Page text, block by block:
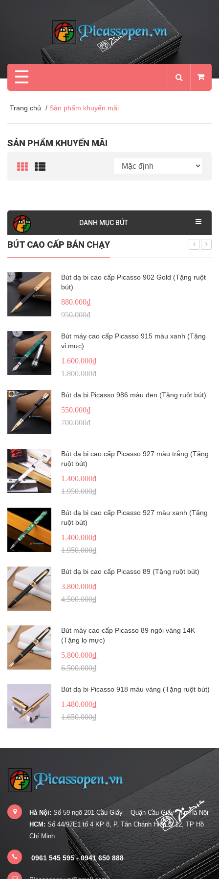
☰
Trang chủ / Sản phẩm khuyến mãi
SẢN PHẨM KHUYẾN MÃI
DANH MỤC BÚT
BÚT CAO CẤP BÁN CHẠY
Bút dạ bi cao cấp Picasso 902 Gold (Tặng ruột
bút)
880.000₫
950.000₫
Bút máy cao cấp Picasso 915 màu xanh (Tặng
vỉ mực)
1.600.000₫
1.800.000₫
Bút dạ bi Picasso 986 màu đen (Tặng ruột bút)
550.000₫
700.000₫
Bút dạ bi cao cấp Picasso 927 màu trắng (Tặng
ruột bút)
1.400.000₫
1.950.000₫
Bút dạ bi cao cấp Picasso 927 màu xanh (Tặng
ruột bút)
1.400.000₫
1.950.000₫
Bút dạ bi cao cấp Picasso 89 (Tặng ruột bút)
3.800.000₫
4.500.000₫
Bút máy cao cấp Picasso 89 ngòi vàng 14K
(Tặng lọ mực)
5.800.000₫
6.500.000₫
Bút dạ bi Picasso 918 màu vàng (Tặng ruột bút)
1.480.000₫
1.650.000₫
Hà Nội: Số 59 ngõ 201 Cầu Giấy - Quận Cầu Giấy - Tp Hà Nội
HCM: Số 44/97E1 tổ 4 KP 8, P. Tân Chánh Hiệp Q.12, TP Hồ
Chí Minh
0961 545 595 - 0941 650 888